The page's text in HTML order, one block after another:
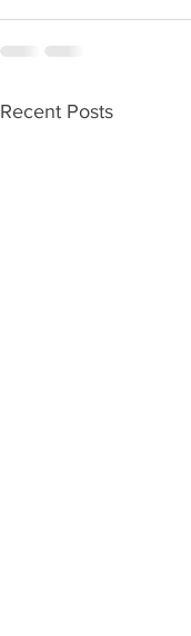
Recent Posts